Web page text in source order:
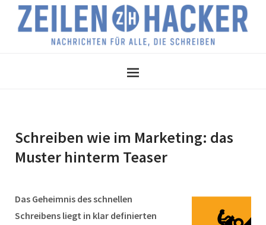
Schreiben wie im Marketing: das
Muster hinterm Teaser
Das Geheimnis des schnellen
Schreibens liegt in klar definierten